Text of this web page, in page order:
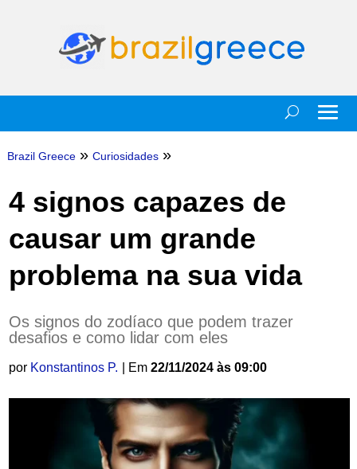
Brazil Greece » Curiosidades »
4 signos capazes de
causar um grande
problema na sua vida
Os signos do zodíaco que podem trazer
desafios e como lidar com eles
por Konstantinos P. | Em 22/11/2024 às 09:00